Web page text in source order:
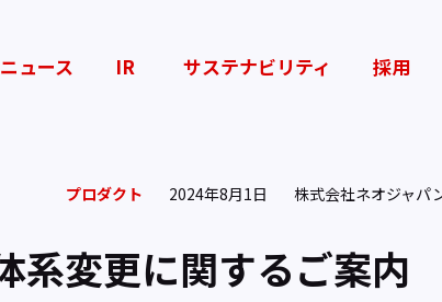
ニュース IR サステナビリティ 採用
プロダクト 2024年8月1日 株式会社ネオジャパ
系変更に関するご案内